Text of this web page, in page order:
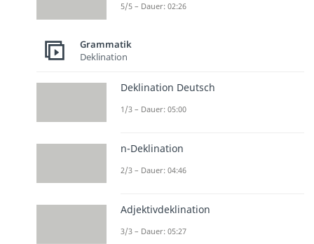
5/5 – Dauer: 02:26
Grammatik
Deklination
Deklination Deutsch
1/3 – Dauer: 05:00
n-Deklination
2/3 – Dauer: 04:46
Adjektivdeklination
3/3 – Dauer: 05:27